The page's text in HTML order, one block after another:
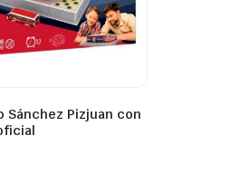
Sánchez Pizjuan con